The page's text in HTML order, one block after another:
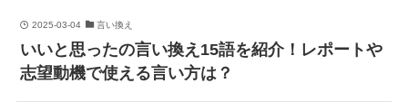
2025-03-04 言い換え
いいと思ったの言い換え15語を紹介！レポートや
志望動機で使える言い方は？